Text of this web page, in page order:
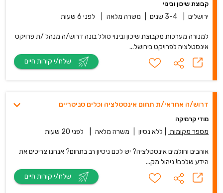
קבוצת שיכון ובינוי
ירושלים 3-4 שנים משרה מלאה לפני 6 שעות
למנורה מערכות מקבוצת שיכון ובינוי סולל בונה דרוש/ה מנהל /ת פרויקט
אינסטלציה לפרויקט בירושל...
דרוש/ה אחראי/ת תחום אינסטלציה וכלים סניטריים
מודי קרמיקה
מספר מקומות ללא נסיון משרה מלאה לפני 20 שעות
אוהבים וחולמים אינסטלציה? יש לכם ניסיון רב בתחום? אנחנו צריכים את
הידע שלכם! ניהול מק...